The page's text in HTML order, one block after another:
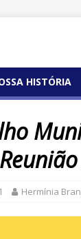
HISTÓRIA
Hermínia